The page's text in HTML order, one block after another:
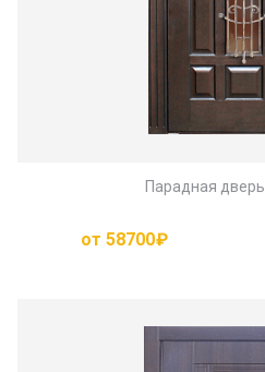
Парадная дверь
от 58700₽